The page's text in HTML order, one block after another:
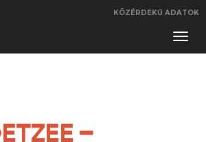
KÖZÉRDEKŰ ADATOK
–